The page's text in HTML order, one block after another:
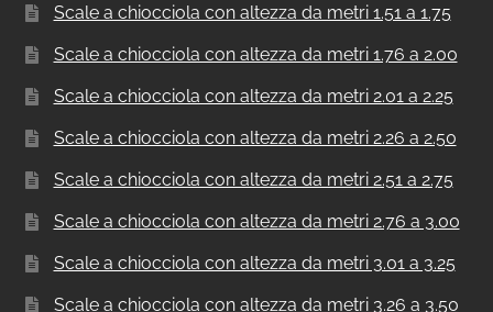
Scale a chiocciola con altezza da metri 1.51 a 1.75
Scale a chiocciola con altezza da metri 1.76 a 2.00
Scale a chiocciola con altezza da metri 2.01 a 2.25
Scale a chiocciola con altezza da metri 2.26 a 2.50
Scale a chiocciola con altezza da metri 2.51 a 2.75
Scale a chiocciola con altezza da metri 2.76 a 3.00
Scale a chiocciola con altezza da metri 3.01 a 3.25
Scale a chiocciola con altezza da metri 3.26 a 3.50